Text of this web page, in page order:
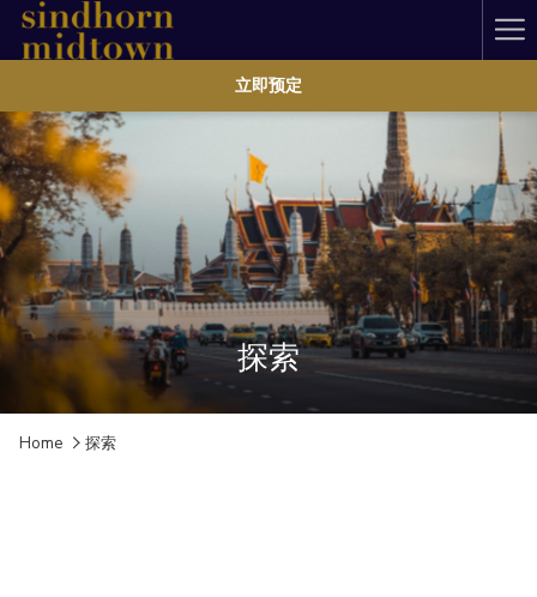
立即预定
探索
Home 探索